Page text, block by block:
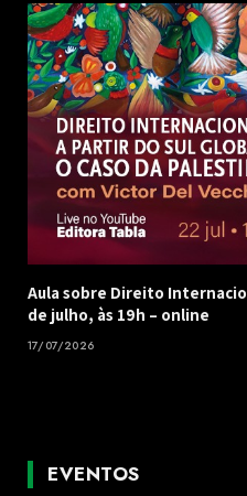
Aula sobre Direito
de julho, às 19h – online
17/07/2026
EVENTOS